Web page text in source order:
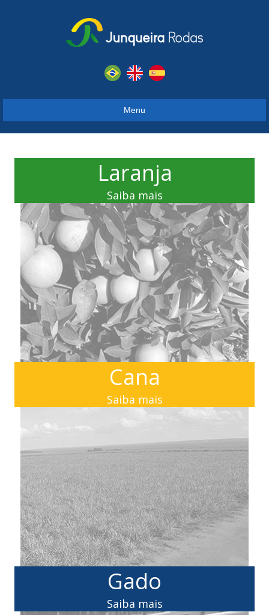
Menu
Laranja
Saiba mais
Cana
Saiba mais
Gado
Saiba mais